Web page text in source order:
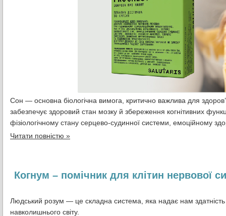
Сон — основна біологічна вимога, критично важлива для
забезпечує здоровий стан мозку й збереження когнітивних
фізіологічному стану серцево-судинної системи, емоційному
Читати повністю »
Когнум – помічник для клітин нервової
Людський розум — це складна система, яка надає нам
навколишнього світу.